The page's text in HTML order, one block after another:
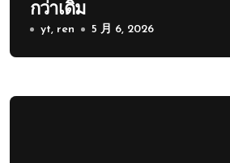
กว่าเดิม
yt, ren 5 月 6, 2026